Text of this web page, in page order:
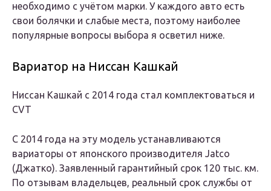
необходимо с учётом марки. У каждого авто есть
свои болячки и слабые места, поэтому наиболее
популярные вопросы выбора я осветил ниже.
Вариатор на Ниссан Кашкай
Ниссан Кашкай c 2014 года стал комплектоваться и
CVT
С 2014 года на эту модель устанавливаются
вариаторы от японского производителя Jatco
(Джатко). Заявленный гарантийный срок 120 тыс. км.
По отзывам владельцев, реальный срок службы от